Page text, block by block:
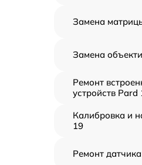
Замена
Замена
Ремонт
устройств Pard
Калибровка и
19
Ремонт